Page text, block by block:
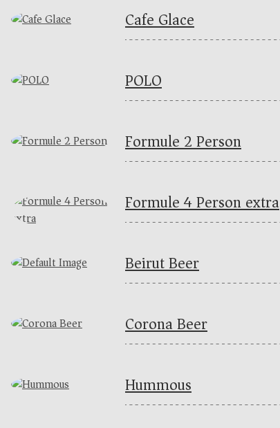
Cafe Glace
POLO
Formule 2 Person
Formule 4 Person extra
Beirut Beer
Corona Beer
Hummous